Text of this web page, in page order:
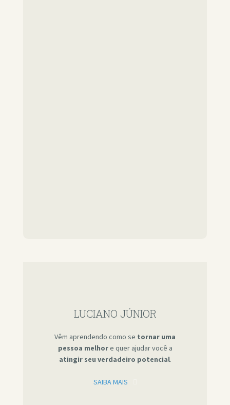
LUCIANO JÚNIOR
Vêm aprendendo como se tornar uma
pessoa melhore quer ajudar você a
atingir seu verdadeiro potencial.
SAIBA MAIS